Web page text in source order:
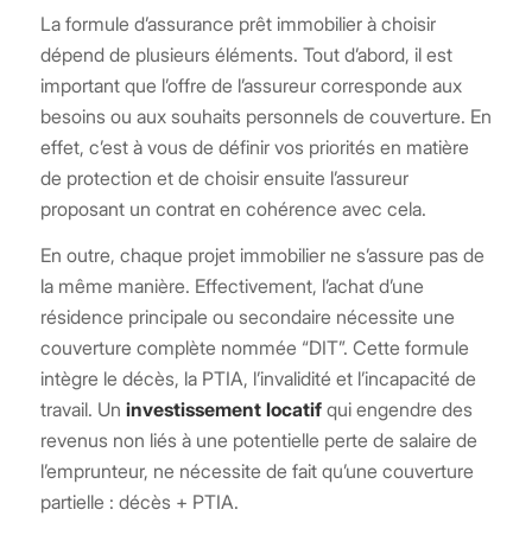
La formule d’assurance prêt immobilier à choisir
dépend de plusieurs éléments. Tout d’abord, il est
important que l’offre de l’assureur corresponde aux
besoins ou aux souhaits personnels de couverture. En
effet, c’est à vous de définir vos priorités en matière
de protection et de choisir ensuite l’assureur
proposant un contrat en cohérence avec cela.
En outre, chaque projet immobilier ne s’assure pas de
la même manière. Effectivement, l’achat d’une
résidence principale ou secondaire nécessite une
couverture complète nommée “DIT”. Cette formule
intègre le décès, la PTIA, l’invalidité et l’incapacité de
travail. Un investissement locatifqui engendre des
revenus non liés à une potentielle perte de salaire de
l’emprunteur, ne nécessite de fait qu’une couverture
partielle : décès + PTIA.